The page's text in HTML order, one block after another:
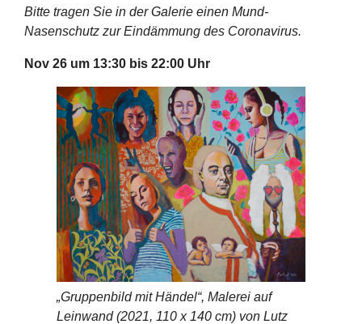
Bitte tragen Sie in der Galerie einen Mund-
Nasenschutz zur Eindämmung des Coronavirus.
Nov 26 um 13:30 bis 22:00 Uhr
„Gruppenbild mit Händel“, Malerei auf
Leinwand (2021, 110 x 140 cm) von Lutz